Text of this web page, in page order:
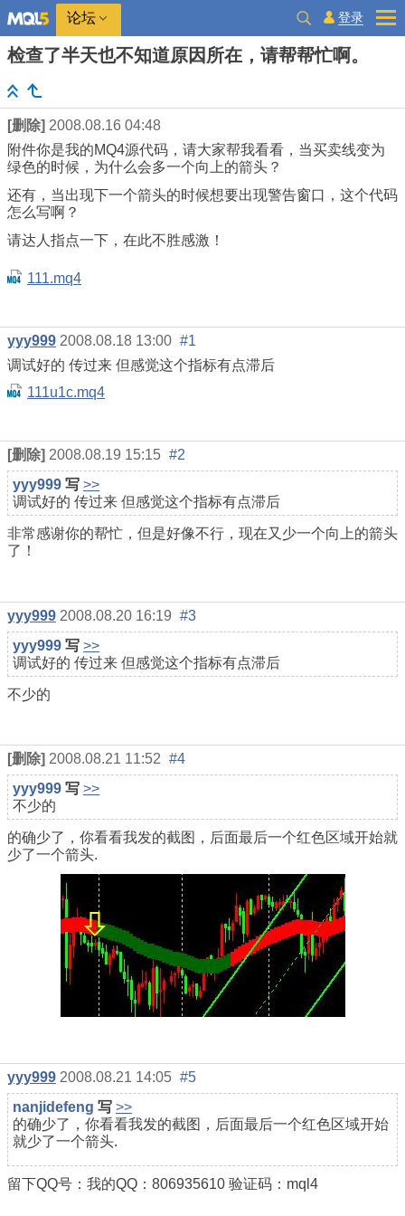
论坛 登录
检查了半天也不知道原因所在，请帮帮忙啊。
[删除] 2008.08.16 04:48
附件你是我的MQ4源代码，请大家帮我看看，当买卖线变为
绿色的时候，为什么会多一个向上的箭头？
还有，当出现下一个箭头的时候想要出现警告窗口，这个代码
怎么写啊？
请达人指点一下，在此不胜感激！
111.mq4
yyy999 2008.08.18 13:00 #1
调试好的 传过来 但感觉这个指标有点滞后
111u1c.mq4
[删除] 2008.08.19 15:15 #2
yyy999 写 >>
调试好的 传过来 但感觉这个指标有点滞后
非常感谢你的帮忙，但是好像不行，现在又少一个向上的箭头
了！
yyy999 2008.08.20 16:19 #3
yyy999 写 >>
调试好的 传过来 但感觉这个指标有点滞后
不少的
[删除] 2008.08.21 11:52 #4
yyy999 写 >>
不少的
的确少了，你看看我发的截图，后面最后一个红色区域开始就
少了一个箭头.
yyy999 2008.08.21 14:05 #5
nanjidefeng 写 >>
的确少了，你看看我发的截图，后面最后一个红色区域开始
就少了一个箭头.
留下QQ号：我的QQ：806935610 验证码：mql4